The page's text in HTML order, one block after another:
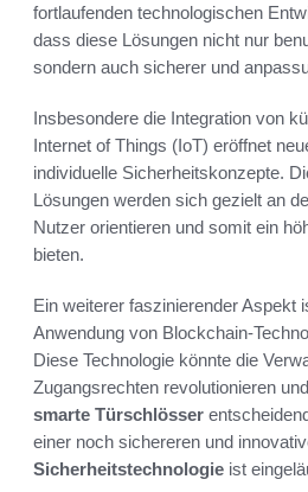
fortlaufenden technologischen
dass diese Lösungen nicht nur
sondern auch sicherer und
Insbesondere die Integration von
Internet of Things (IoT) eröffnet
individuelle Sicherheitskonzepte.
Lösungen werden sich gezielt an
Nutzer orientieren und somit ein
bieten.
Ein weiterer faszinierender Aspekt
Anwendung von Blockchain-
Diese Technologie könnte die
Zugangsrechten revolutionieren
smarte Türschlösser
einer noch sichereren und
Sicherheitstechnologie ist